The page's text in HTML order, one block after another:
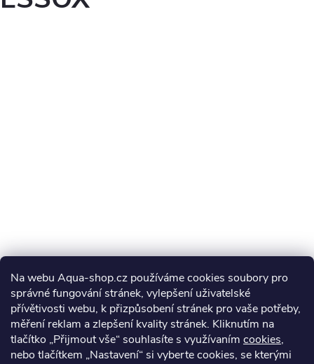
Na webu Aqua-shop.cz používáme cookies soubory pro
správné fungování stránek, vylepšení uživatelské
přívětivosti webu, k přizpůsobení stránek pro vaše potřeby,
měření reklam a zlepšení kvality stránek. Kliknutím na
tlačítko „Přijmout vše“ souhlasíte s využívaním cookies,
nebo tlačítkem „Nastavení“ si vyberte cookies, se kterými